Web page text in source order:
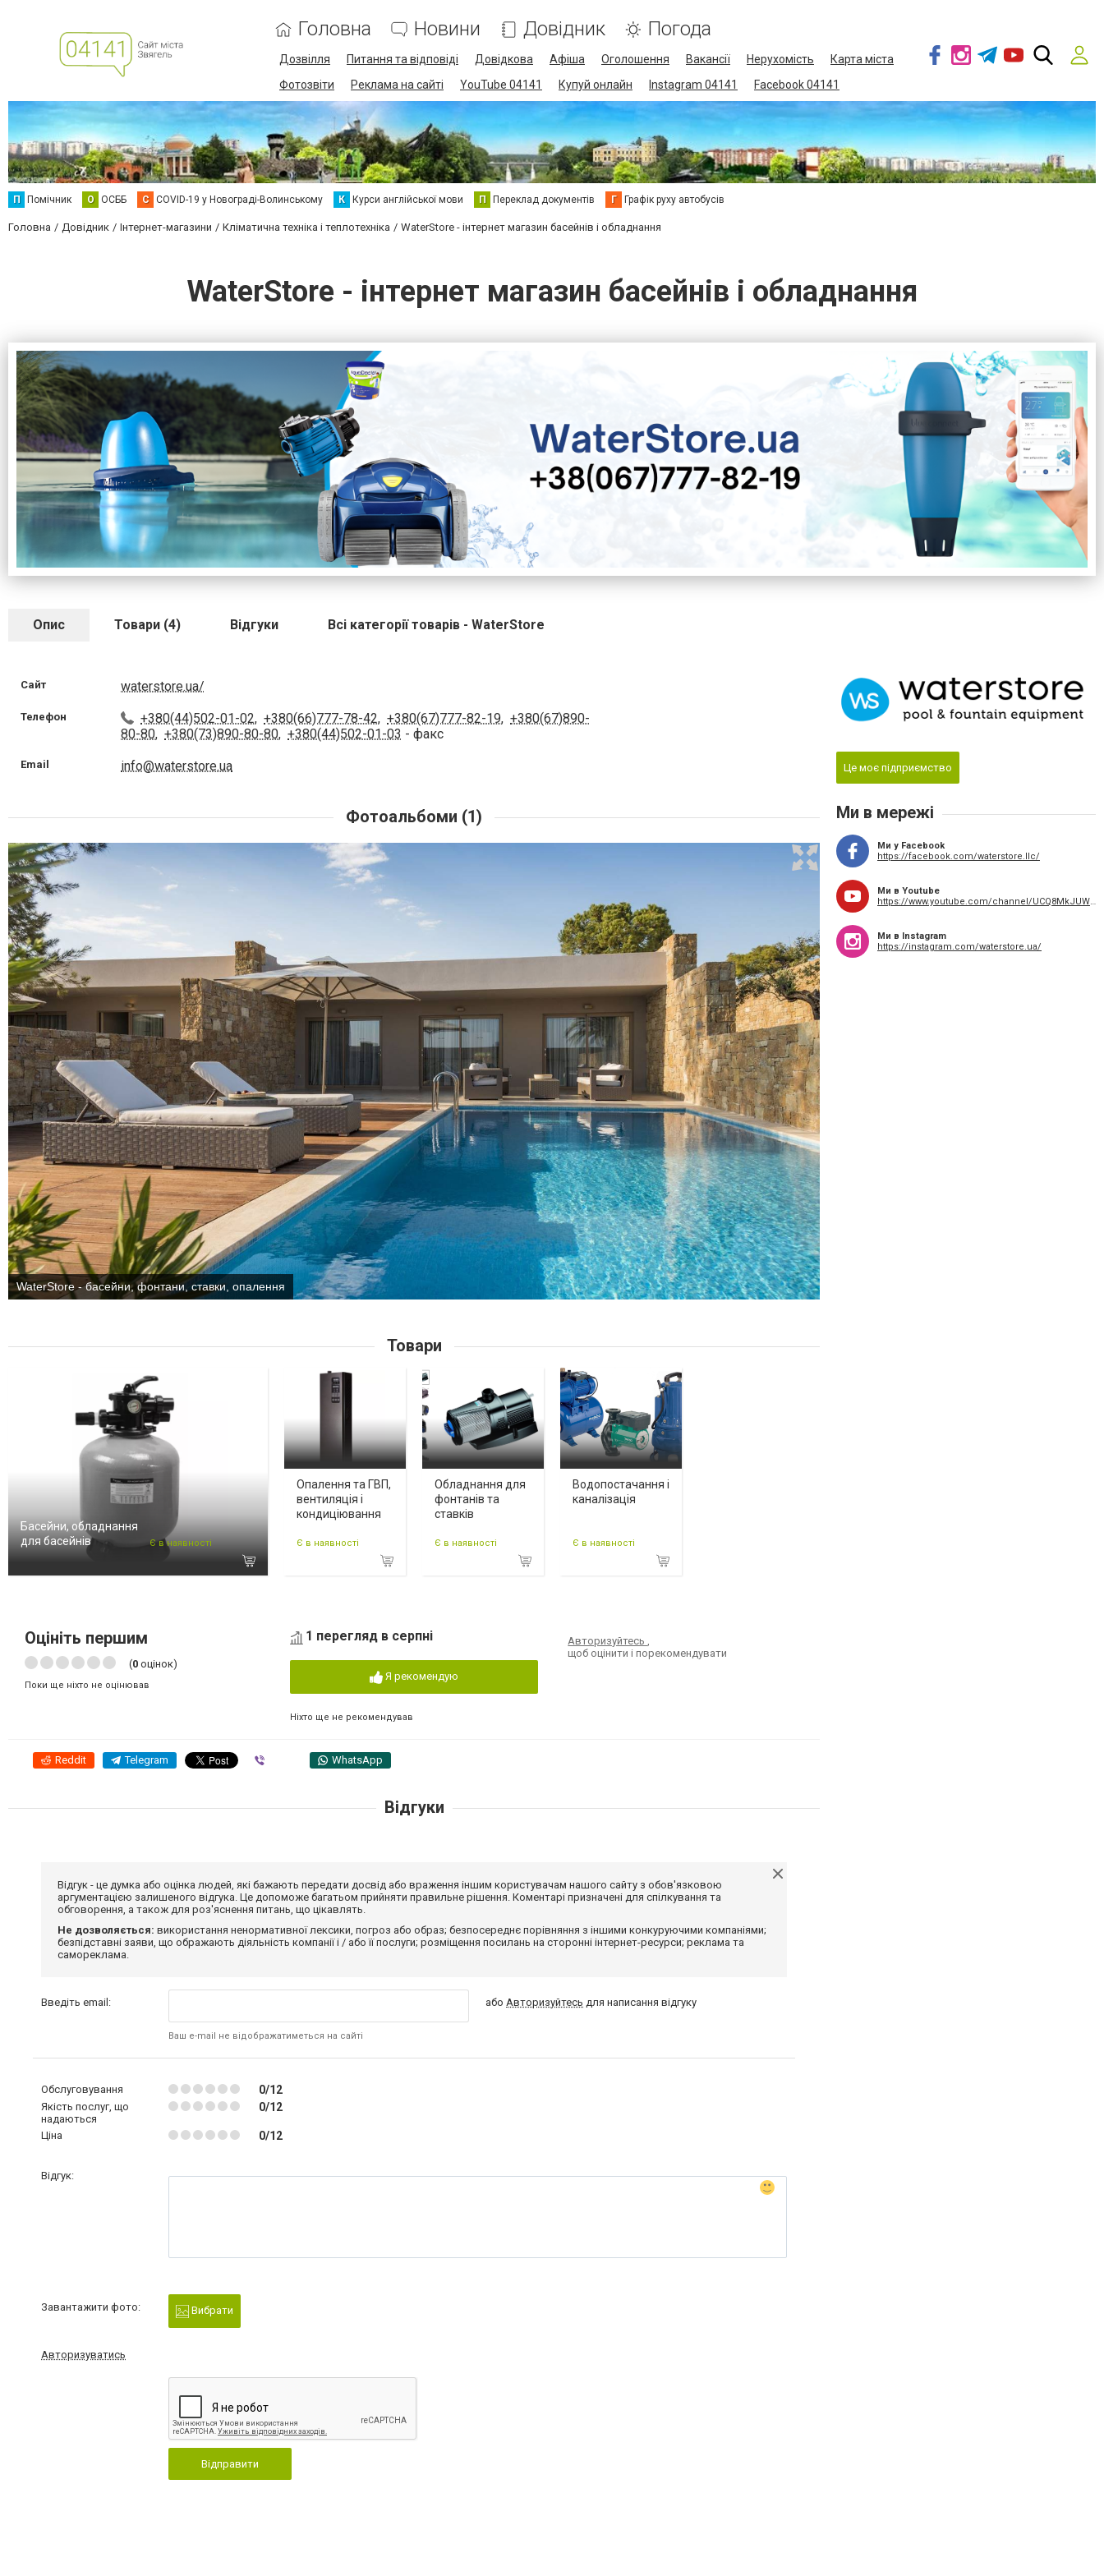
Головна Новини Довідник Погода
Дозвілля Питання та відповіді Довідкова Афіша Оголошення Вакансії Нерухомість
Карта міста
Фотозвіти
Реклама на сайті YouTube 04141 Купуй онлайн Instagram 04141 Facebook 04141
П Помічник О ОСББ C COVID-19 у Новограді-Волинському К Курси англійської мови П Переклад документів Г Графік руху автобусів
Головна Довідник Інтернет-магазини Кліматична техніка і теплотехніка WaterStore - інтернет магазин басейнів і обладнання
WaterStore - інтернет магазин басейнів і обладнання
Опис Товари (4) Відгуки Всі категорії товарів - WaterStore
Сайт waterstore.ua/
Телефон +380(44)502-01-02, +380(66)777-78-42, +380(67)777-82-19, +380(67)890-
80-80, +380(73)890-80-80, +380(44)502-01-03 - факс
Email info@waterstore.ua
Фотоальбоми (1)
WaterStore - басейни, фонтани, ставки, опалення
Товари
Басейни, обладнання
для басейнів
Є в наявності
Опалення та ГВП,
вентиляція і
кондиціювання
Є в наявності
Обладнання для
фонтанів та
ставків
Є в наявності
Водопостачання і
каналізація
Є в наявності
Оцініть першим
(0 оцінок)
Поки ще ніхто не оцінював
1 перегляд в серпні
Я рекомендую
Ніхто ще не рекомендував
Авторизуйтесь,
щоб оцінити і порекомендувати
Reddit Telegram WhatsApp
Це моє підприємство
Ми в мережі
Ми у Facebook
https://facebook.com/waterstore.llc/
Ми в Youtube
https://www.youtube.com/channel/UCQ8MkJUW8sVy4rEjEkDMalA
Ми в Instagram
https://instagram.com/waterstore.ua/
Відгуки
Відгук - це думка або оцінка людей, які бажають передати досвід або враження іншим користувачам нашого сайту з обов'язковою
аргументацією залишеного відгука. Це допоможе багатьом прийняти правильне рішення. Коментарі призначені для спілкування та
обговорення, а також для роз'яснення питань, що цікавлять.
Не дозволяється: використання ненормативної лексики, погроз або образ; безпосереднє порівняння з іншими конкуруючими компаніями;
безпідставні заяви, що ображають діяльність компанії і / або її послуги; розміщення посилань на сторонні інтернет-ресурси; реклама та
самореклама.
Введіть email:
Ваш e-mail не відображатиметься на сайті
абоАвторизуйтесь для написання відгуку
Обслуговування 0/12
Якість послуг, що
надаються
0/12
Ціна 0/12
Відгук:
Завантажити фото: Вибрати
Авторизуватись
Відправити